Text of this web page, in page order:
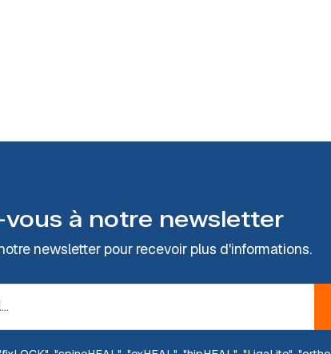
à notre newsletter
newsletter pour recevoir plus d'informations.